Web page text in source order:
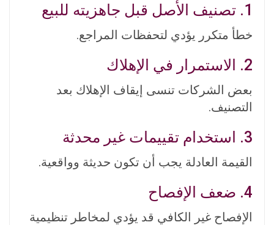
1. تصنيف الأصل قبل جاهزيته للبيع
خطأ متكرر يؤدي لتحفظات المراجع.
2. الاستمرار في الإهلاك
بعض الشركات تنسى إيقاف الإهلاك بعد
التصنيف.
3. استخدام تقييمات غير محدثة
القيمة العادلة يجب أن تكون حديثة وواقعية.
4. ضعف الإفصاح
الإفصاح غير الكافي قد يؤدي لمخاطر تنظيمية